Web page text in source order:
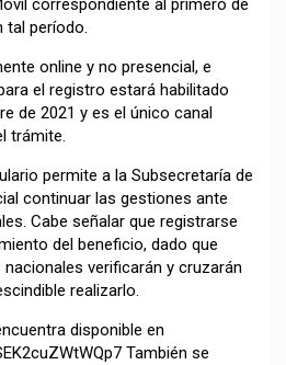
correspondiente al primero de
tal período.
online y no presencial, e
el registro estará habilitado
de 2021 y es el único canal
trámite.
permite a la Subsecretaría de
continuar las gestiones ante
Cabe señalar que registrarse
del beneficio, dado que
verificarán y cruzarán
realizarlo.
disponible en
También se